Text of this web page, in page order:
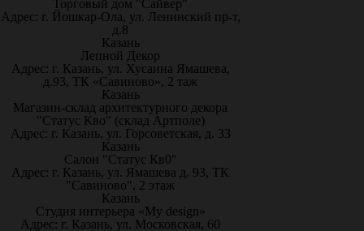
Торговый дом "Сайвер"
Адрес: г. Йошкар-Ола, ул. Ленинский пр-т,
д.8
Казань
Лепной Декор
Адрес: г. Казань, ул. Хусаина Ямашева,
д.93, ТК «Савиново», 2 таж
Казань
Магазин-склад архитектурного декора
"Статус Кво" (склад Артполе)
Адрес: г. Казань, ул. Горсоветская, д. 33
Казань
Салон "Статус Кв0"
Адрес: г. Казань, ул. Ямашева д. 93, ТК
"Савиново", 2 этаж
Казань
Студия интерьера «My design»
Адрес: г. Казань, ул. Московская, 60